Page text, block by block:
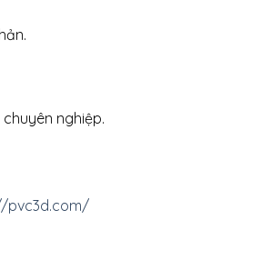
nghiệp.
pvc3d.com/